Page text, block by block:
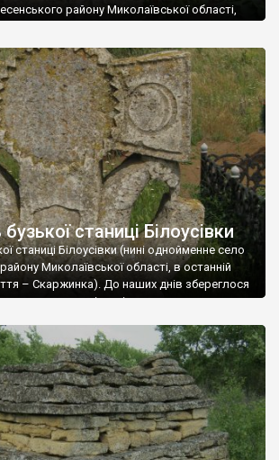
району Миколаївської області,
радянських часів місцеве керівництво
таких хрестів з метою прокласти алею до
“Великої Вітчизняної”, забувши, що при
станиці Білоусівки
станиці Білоусівки (нині однойменне село
Миколаївської області, в останній
– Скаржинка). До наших днів збереглося
хрестів, які можуть належати до
прикрашений козацькою символікою. У
можна роздивитися дату “1838” (зазвичай
до […]